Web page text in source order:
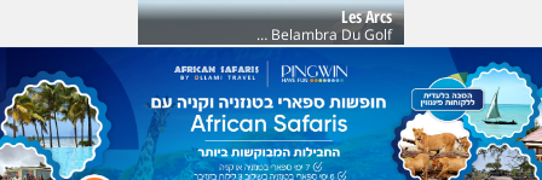
Les Arcs
Club Belambra Du Golf